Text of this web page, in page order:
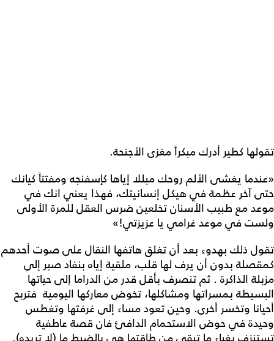
تقولها كطير أدرك مبكراً مغزى الأجنحة.
«عندما يغشى الألم روحك مبللا إياها كإسفنجه ومفتتاً كيانك
حتى آخر عظمة في هيكل إنسانيتك، فهذا يعني انك في
موعد مع طبيب الأسنان تخلعين ضرس العقل للمرة الأولى
ولست في موعد غرامي يا عزيزتي!»
تقول ذلك بهدوء بعد أن تغلق هاتفها النقال على صوت أحدهم
كمقصلة بدون أن يرف لها قلب، ملقية إياه بنفاد صبر إلى
مزبلة الذاكرة . ثم تنصرف بأقل قدر من الدراما إلى حياتها
البسيطة بمسراتها ومشاكلها، تخوض معاركها اليومية فتربح
أحيانا وتخسر أخرى. وحين تعود مساء إلى غرفتها وتغطس
وحيدة في حوض الاستحمام الدافئ فان قصة عاطفية